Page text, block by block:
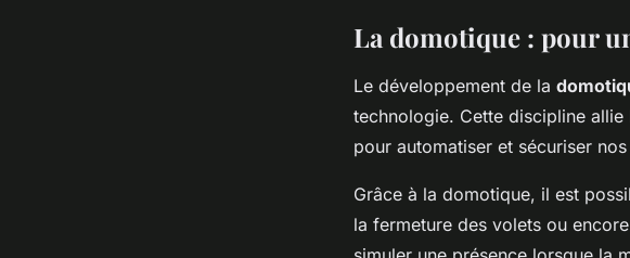
La domotique : pour
Le développement de la
technologie. Cette discipline allie
pour automatiser et sécuriser
Grâce à la domotique, il est
la fermeture des volets ou